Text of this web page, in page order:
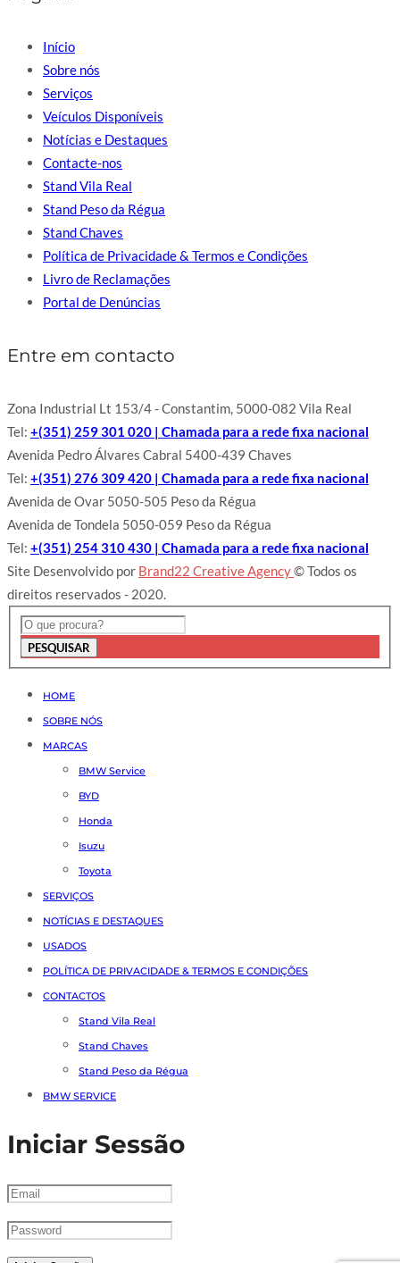
Início
Sobre nós
Serviços
Veículos Disponíveis
Notícias e Destaques
Contacte-nos
Stand Vila Real
Stand Peso da Régua
Stand Chaves
Política de Privacidade & Termos e Condições
Livro de Reclamações
Portal de Denúncias
Entre em contacto
Zona Industrial Lt 153/4 - Constantim, 5000-082 Vila Real
Tel: +(351) 259 301 020 | Chamada para a rede fixa nacional
Avenida Pedro Álvares Cabral 5400-439 Chaves
Tel: +(351) 276 309 420 | Chamada para a rede fixa nacional
Avenida de Ovar 5050-505 Peso da Régua
Avenida de Tondela 5050-059 Peso da Régua
Tel: +(351) 254 310 430 | Chamada para a rede fixa nacional
Site Desenvolvido por Brand22 Creative Agency© Todos os
direitos reservados - 2020.
PESQUISAR
HOME
SOBRE NÓS
MARCAS
BMW Service
BYD
Honda
Isuzu
Toyota
SERVIÇOS
NOTÍCIAS E DESTAQUES
USADOS
POLÍTICA DE PRIVACIDADE & TERMOS E CONDIÇÕES
CONTACTOS
Stand Vila Real
Stand Chaves
Stand Peso da Régua
BMW SERVICE
Iniciar Sessão